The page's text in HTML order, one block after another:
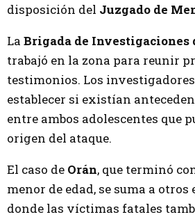
disposición del Juzgado de
La Brigada de Investigaciones
trabajó en la zona para reunir
testimonios. Los
establecer si existían
entre ambos adolescentes que
origen del ataque.
El caso de Orán, que terminó
menor de edad, se suma a otros
donde las víctimas fatales